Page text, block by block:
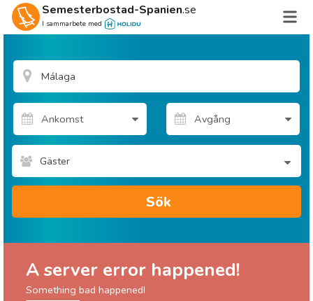
Semesterbostad-Spanien.se
I sammarbete med
Gäster
Sök
A server error happened!
Something bad happened!